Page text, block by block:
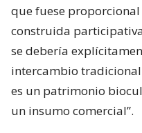
que fuese
construida
se debería
intercambio
es un patrimonio
un insumo comercial”.